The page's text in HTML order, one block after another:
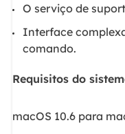
O serviço de
Interface
comando.
Requisitos do
macOS 10.6 para